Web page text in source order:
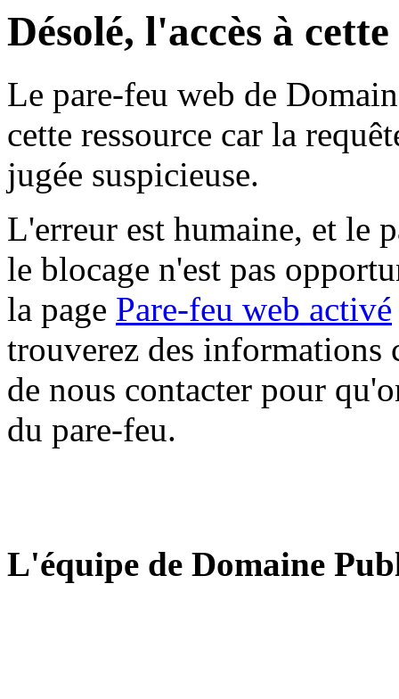
Désolé, l'accès à
Le pare-feu web de
cette ressource car la
jugée suspicieuse.
L'erreur est humaine, et le
le blocage n'est pas
la page Pare-feu web activé
trouverez des informations
de nous contacter pour
du pare-feu.
L'équipe de Domaine